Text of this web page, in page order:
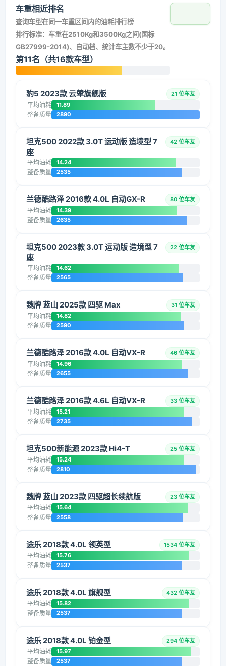
车重相近排名
查询车型在同一车重区间内的油耗排行榜
排行标准：车重在2510Kg和3500Kg之间(国标
GB27999-2014)、自动档、统计车主数不少于20。
第11名（共16款车型）
豹5 2023款 云辇旗舰版 21 位车友
平均油耗 11.89
整备质量 2890
坦克500 2022款 3.0T 运动版 造境型 7
座
42 位车友
平均油耗 14.24
整备质量 2535
兰德酷路泽 2016款 4.0L 自动GX-R 80 位车友
平均油耗 14.39
整备质量 2635
坦克500 2023款 3.0T 运动版 造境型 7
座
22 位车友
平均油耗 14.62
整备质量 2565
魏牌 蓝山 2025款 四驱 Max 31 位车友
平均油耗 14.82
整备质量 2590
兰德酷路泽 2016款 4.0L 自动VX-R 46 位车友
平均油耗 14.96
整备质量 2655
兰德酷路泽 2016款 4.6L 自动VX-R 33 位车友
平均油耗 15.21
整备质量 2735
坦克500新能源 2023款 Hi4-T 25 位车友
平均油耗 15.24
整备质量 2810
魏牌 蓝山 2023款 四驱超长续航版 23 位车友
平均油耗 15.64
整备质量 2558
途乐 2018款 4.0L 领英型 1534 位车友
平均油耗 15.76
整备质量 2537
途乐 2018款 4.0L 旗舰型 432 位车友
平均油耗 15.82
整备质量 2537
途乐 2018款 4.0L 铂金型 294 位车友
平均油耗 15.97
整备质量 2537